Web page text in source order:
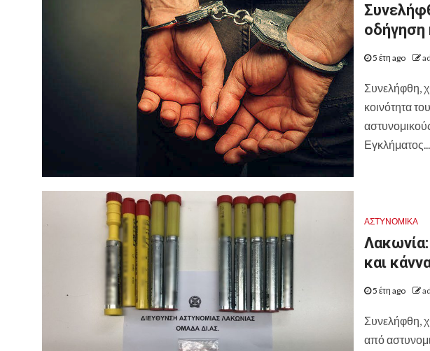
οδήγηση
5 έτη ago
Συνελήφθη,
κοινότητα
Εγκλήματος...
ΑΣΤΥΝΟΜΙΚΑ
και
5 έτη ago
Συνελήφθη,
από